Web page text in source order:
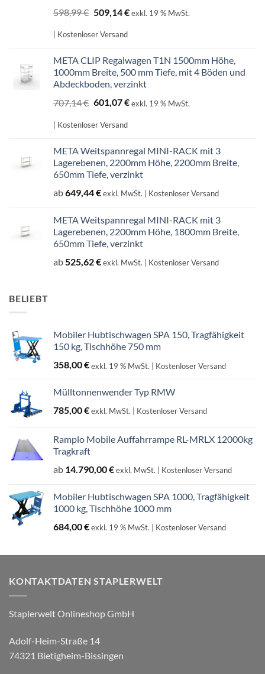
598,99€ Ursprünglicher
Preis
war:
509,14€Aktueller
exkl. 19 % MwSt.
| Kostenloser Versand
META CLIP Regalwagen T1N 1500mm Höhe,
1000mm Breite, 500 mm Tiefe, mit 4 Böden und
Abdeckboden, verzinkt
707,14€ Ursprünglicher
war:
601,07€Aktueller
exkl. 19 % MwSt.
| Kostenloser Versand
META Weitspannregal MINI-RACK mit 3
Lagerebenen, 2200mm Höhe, 2200mm Breite,
650mm Tiefe, verzinkt
ab649,44€exkl. MwSt. | Kostenloser Versand
META Weitspannregal MINI-RACK mit 3
Lagerebenen, 2200mm Höhe, 1800mm Breite,
650mm Tiefe, verzinkt
ab525,62€exkl. MwSt. | Kostenloser Versand
BELIEBT
Mobiler Hubtischwagen SPA 150, Tragfähigkeit
150 kg, Tischhöhe 750 mm
358,00€exkl. 19 % MwSt. | Kostenloser Versand
Mülltonnenwender Typ RMW
785,00€exkl. MwSt. | Kostenloser Versand
Ramplo Mobile Auffahrrampe RL-MRLX 12000kg
Tragkraft
ab 14.790,00€exkl. MwSt. | Kostenloser Versand
Mobiler Hubtischwagen SPA 1000, Tragfähigkeit
1000 kg, Tischhöhe 1000 mm
684,00€exkl. 19 % MwSt. | Kostenloser Versand
KONTAKTDATEN STAPLERWELT
Staplerwelt Onlineshop GmbH
Adolf-Heim-Straße 14
74321 Bietigheim-Bissingen